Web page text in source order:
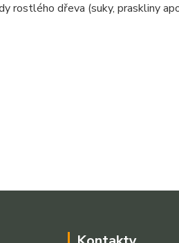
rostlého dřeva (suky, praskliny